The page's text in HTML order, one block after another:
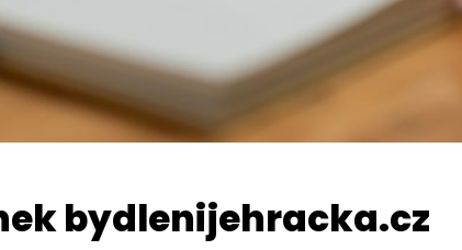
bydlenijehracka.cz